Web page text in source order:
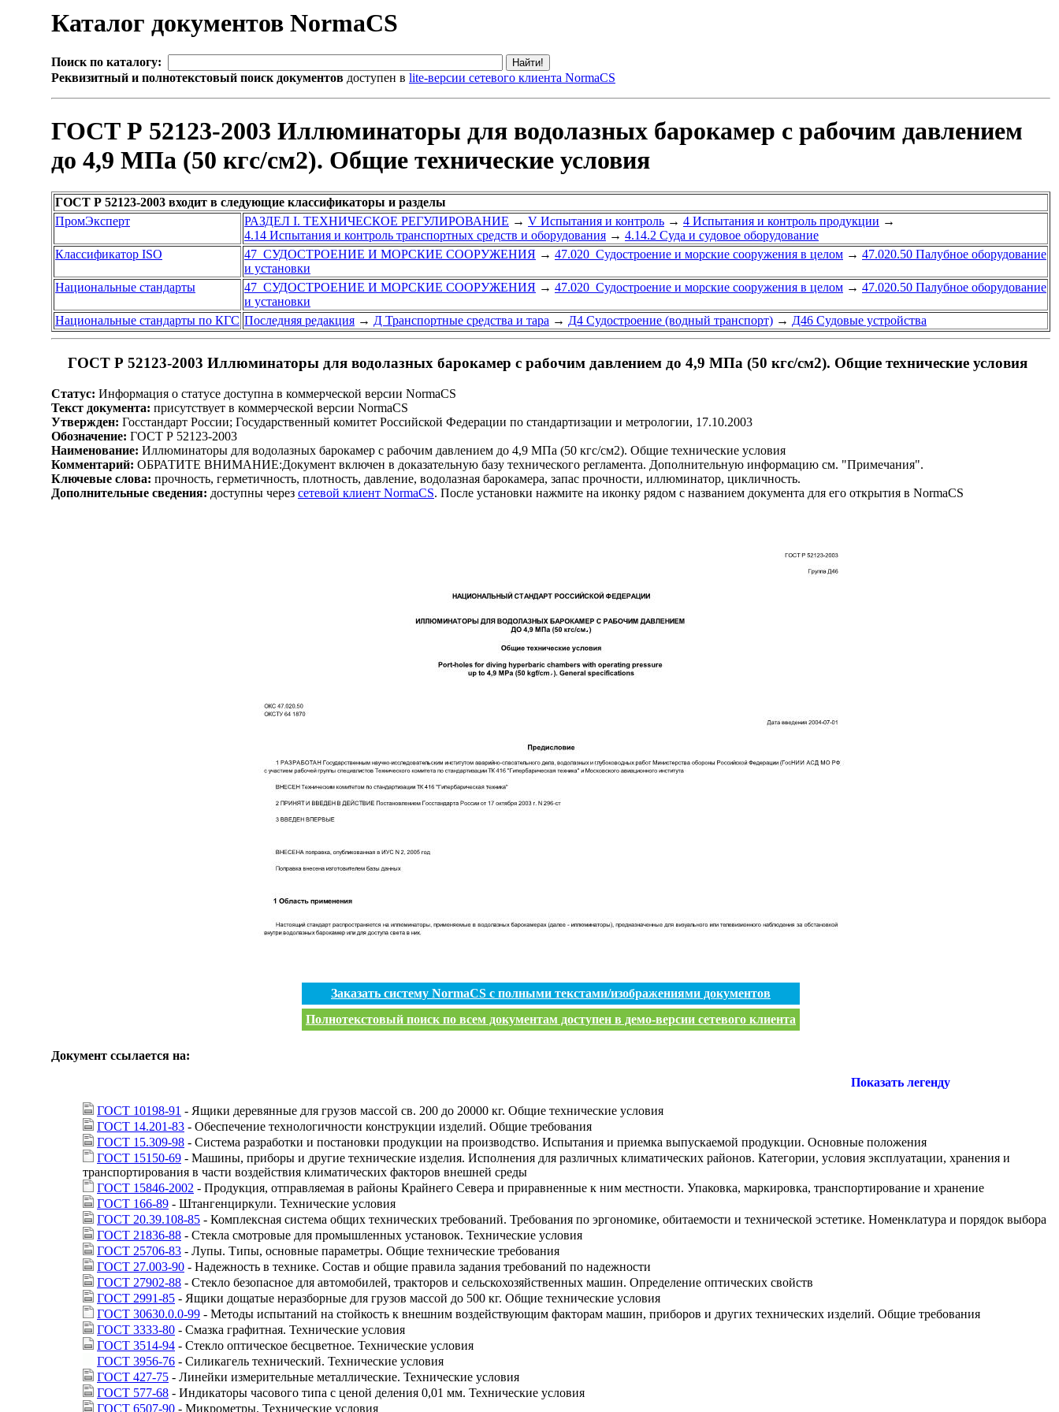
Каталог документов NormaCS
Поиск по каталогу:
Реквизитный и полнотекстовый поиск документов доступен в lite-версии сетевого клиента NormaCS
ГОСТ Р 52123-2003 Иллюминаторы для водолазных барокамер с рабочим давлением
до 4,9 МПа (50 кгс/см2). Общие технические условия
ГОСТ Р 52123-2003 входит в следующие классификаторы и разделы
ПромЭксперт
РАЗДЕЛ I. ТЕХНИЧЕСКОЕ РЕГУЛИРОВАНИЕ → V Испытания и контроль → 4 Испытания и контроль продукции →
4.14 Испытания и контроль транспортных средств и оборудования → 4.14.2 Суда и судовое оборудование
Классификатор ISO
47 СУДОСТРОЕНИЕ И МОРСКИЕ СООРУЖЕНИЯ → 47.020 Судостроение и морские сооружения в целом → 47.020.50 Палубное оборудование
и установки
Национальные стандарты
47 СУДОСТРОЕНИЕ И МОРСКИЕ СООРУЖЕНИЯ → 47.020 Судостроение и морские сооружения в целом → 47.020.50 Палубное оборудование
и установки
Национальные стандарты по КГС Последняя редакция → Д Транспортные средства и тара → Д4 Судостроение (водный транспорт) → Д46 Судовые устройства
ГОСТ Р 52123-2003 Иллюминаторы для водолазных барокамер с рабочим давлением до 4,9 МПа (50 кгс/см2). Общие технические условия
Статус: Информация о статусе доступна в коммерческой версии NormaCS
Текст документа: присутствует в коммерческой версии NormaCS
Утвержден: Госстандарт России; Государственный комитет Российской Федерации по стандартизации и метрологии, 17.10.2003
Обозначение: ГОСТ Р 52123-2003
Наименование: Иллюминаторы для водолазных барокамер с рабочим давлением до 4,9 МПа (50 кгс/см2). Общие технические условия
Комментарий: ОБРАТИТЕ ВНИМАНИЕ:Документ включен в доказательную базу технического регламента. Дополнительную информацию см. "Примечания".
Ключевые слова: прочность, герметичность, плотность, давление, водолазная барокамера, запас прочности, иллюминатор, цикличность.
Дополнительные сведения: доступны через сетевой клиент NormaCS. После установки нажмите на иконку рядом с названием документа для его открытия в NormaCS
Заказать систему NormaCS с полными текстами/изображениями документов
Полнотекстовый поиск по всем документам доступен в демо-версии сетевого клиента
Документ ссылается на:
Показать легенду
ГОСТ 10198-91 - Ящики деревянные для грузов массой св. 200 до 20000 кг. Общие технические условия
ГОСТ 14.201-83 - Обеспечение технологичности конструкции изделий. Общие требования
ГОСТ 15.309-98 - Система разработки и постановки продукции на производство. Испытания и приемка выпускаемой продукции. Основные положения
ГОСТ 15150-69 - Машины, приборы и другие технические изделия. Исполнения для различных климатических районов. Категории, условия эксплуатации, хранения и
транспортирования в части воздействия климатических факторов внешней среды
ГОСТ 15846-2002 - Продукция, отправляемая в районы Крайнего Севера и приравненные к ним местности. Упаковка, маркировка, транспортирование и хранение
ГОСТ 166-89 - Штангенциркули. Технические условия
ГОСТ 20.39.108-85 - Комплексная система общих технических требований. Требования по эргономике, обитаемости и технической эстетике. Номенклатура и порядок выбора
ГОСТ 21836-88 - Стекла смотровые для промышленных установок. Технические условия
ГОСТ 25706-83 - Лупы. Типы, основные параметры. Общие технические требования
ГОСТ 27.003-90 - Надежность в технике. Состав и общие правила задания требований по надежности
ГОСТ 27902-88 - Стекло безопасное для автомобилей, тракторов и сельскохозяйственных машин. Определение оптических свойств
ГОСТ 2991-85 - Ящики дощатые неразборные для грузов массой до 500 кг. Общие технические условия
ГОСТ 30630.0.0-99 - Методы испытаний на стойкость к внешним воздействующим факторам машин, приборов и других технических изделий. Общие требования
ГОСТ 3333-80 - Смазка графитная. Технические условия
ГОСТ 3514-94 - Стекло оптическое бесцветное. Технические условия
ГОСТ 3956-76 - Силикагель технический. Технические условия
ГОСТ 427-75 - Линейки измерительные металлические. Технические условия
ГОСТ 577-68 - Индикаторы часового типа с ценой деления 0,01 мм. Технические условия
ГОСТ 6507-90 - Микрометры. Технические условия